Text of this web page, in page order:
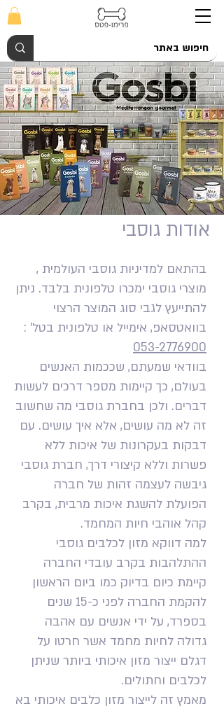
אודות גוסבי
בהתאם למדיניות גוסבי העולמית ,
מוצרי גוסבי ימכרו טלפונית בלבד. ניתן
להתייעץ לגבי סוג המוצר הרצוי
בוואטסאפ, אימייל או טלפונית בטל' :
053-2776900
בוודאי שמעתם, שככמות האנשים
בעולם, כך קיימות מספר דרכים לעשות
דברים. ולכן בחברת גוסבי מה שחשוב
זה לא מה עושים, אלא איך עושים. עם
דבקות בעקרונות של איכות ללא
פשרות וללא קיצורי דרך, חברת גוסבי
גיבשה לעצמה זהות של חברה
הפועלת להשגת איכות מרבית, בקרב
קהל אוהבי חיות המחמד.
למה דווקא מזון לכלבים גוסבי
ההתלהבות בקרב עובדי החברה
קיימת כיום בדיוק כמו ביום הראשון
להקמת החברה לפני כ-15 שנים
בספרד, על ידי אנשים עם אהבה
גדולה לחיות מחמד אשר חרטו על
דגלם ייצור מזון איכותי ביותר שניתן
לכלבים וחתולים.
מאמץ זה לייצור מזון כלבים איכותי בא